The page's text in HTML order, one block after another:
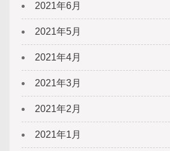
2021年6月
2021年5月
2021年4月
2021年3月
2021年2月
2021年1月